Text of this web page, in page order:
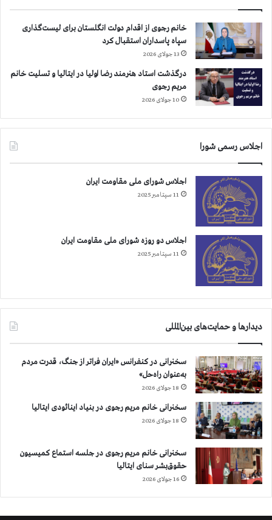
خانم رجوی از اقدام دولت انگلستان برای لیست‌گذاری
سپاه پاسداران استقبال کرد
13 جولای 2026
درگذشت استاد هنرمند رضا اولیا در ایتالیا و تسلیت خانم
مریم رجوی
10 جولای 2026
اجلاس رسمی شورا
اجلاس شورای ملی مقاومت ایران
11 سپتامبر 2025
اجلاس دو روزه شورای ملی مقاومت ایران
11 سپتامبر 2025
دیدارها و حمایت‌های بین‌المللی
سخنرانی در کنفرانس «ایران فراتر از جنگ، قدرت مردم
به‌عنوان راه‌حل»
18 جولای 2026
سخنرانی خانم مریم رجوی در بنیاد اینائودی ایتالیا
18 جولای 2026
سخنرانی خانم مریم رجوی در جلسه استماع کمیسیون
حقوق‌بشر سنای ایتالیا
16 جولای 2026